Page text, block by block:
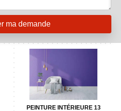
PEINTURE INTÉRIEURE 13